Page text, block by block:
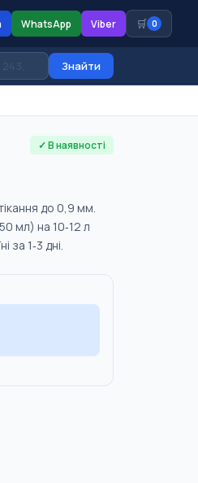
WhatsApp Viber 🛒 0
Знайти
✓ В наявності
до 0,9 мм.
мл) на 10‑12 л
за 1‑3 дні.